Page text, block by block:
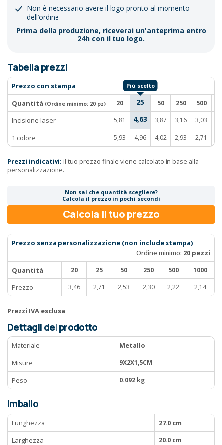
Non è necessario avere il logo pronto al momento
dell’ordine
Prima della produzione, riceverai un'anteprima entro
24h con il tuo logo.
Tabella prezzi
Prezzo con stampa
Quantità (Ordine minimo: 20 pz) 20 25 50 250 500
Incisione laser 5,81 4,63 3,87 3,16 3,03
1 colore 5,93 4,96 4,02 2,93 2,71
Prezzi indicativi: il tuo prezzo finale viene calcolato in base alla
personalizzazione.
Non sai che quantità scegliere?
Calcola il prezzo in pochi secondi
Calcola il tuo prezzo
Prezzo senza personalizzazione (non include stampa)
Ordine minimo: 20 pezzi
Quantità
20 25 50 250 500 1000
Prezzo 3,46 2,71 2,53 2,30 2,22 2,14
Prezzi IVA esclusa
Dettagli del prodotto
Materiale
Metallo
Misure
9X2X1,5CM
Peso 0.092 kg
Imballo
Lunghezza
27.0 cm
Larghezza
20.0 cm